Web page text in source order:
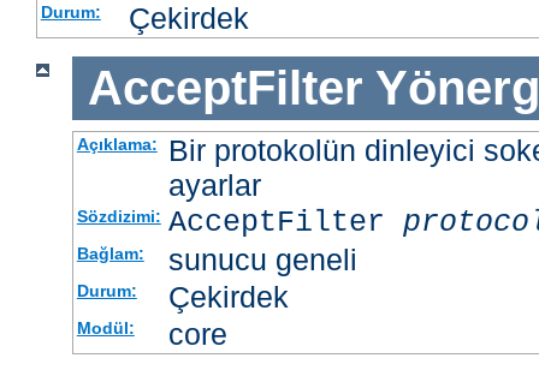
Durum: Çekirdek
AcceptFilter
Açıklama:
Bir protokolün dinleyici
ayarlar
Sözdizimi: AcceptFilter
Bağlam: sunucu geneli
Durum: Çekirdek
Modül: core